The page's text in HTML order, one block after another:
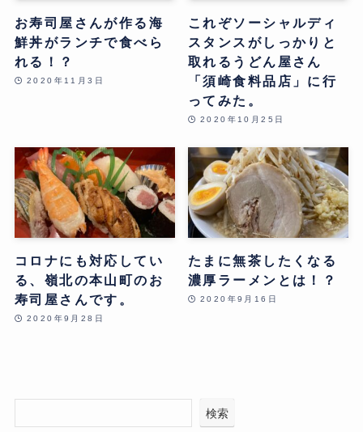
お寿司屋さんが作る海
鮮丼がランチで食べら
れる！？
2020年11月3日
これぞソーシャルディ
スタンスがしっかりと
取れるうどん屋さん
「須崎食料品店」に行
ってみた。
2020年10月25日
コロナにも対応してい
る、嶺北の本山町のお
寿司屋さんです。
2020年9月28日
たまに無茶したくなる
濃厚ラーメンとは！？
2020年9月16日
検索